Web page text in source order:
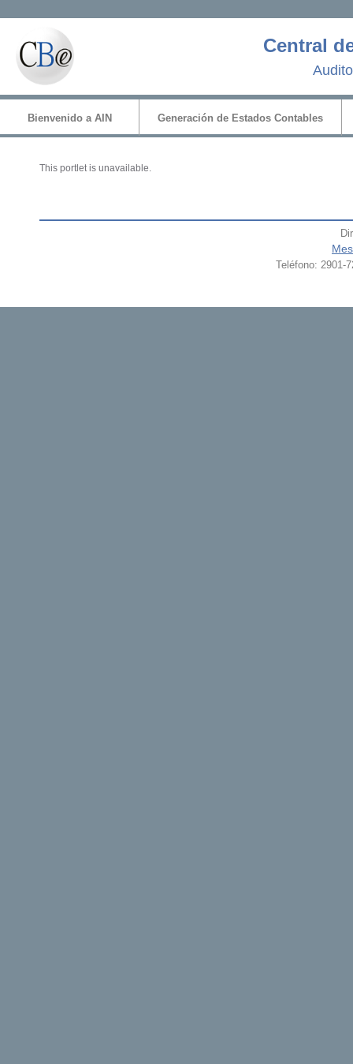
Central
Home
Bienvenido a AIN Generación de Estados Contables
This portlet is unavailable.
Teléfono: 2901-